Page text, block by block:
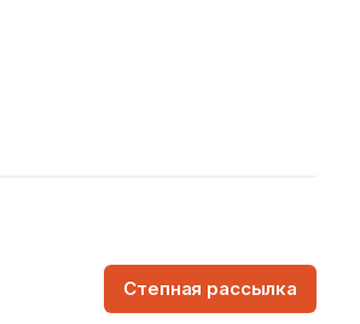
Степная рассылка